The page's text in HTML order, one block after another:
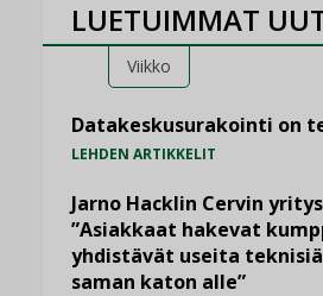
LUETUIMMAT
Viikko
Datakeskusurakointi on
LEHDEN ARTIKKELIT
Jarno Hacklin Cervin
”Asiakkaat hakevat
yhdistävät useita
saman katon alle”